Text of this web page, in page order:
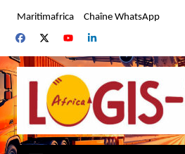
contenu
Maritimafrica Chaîne WhatsApp